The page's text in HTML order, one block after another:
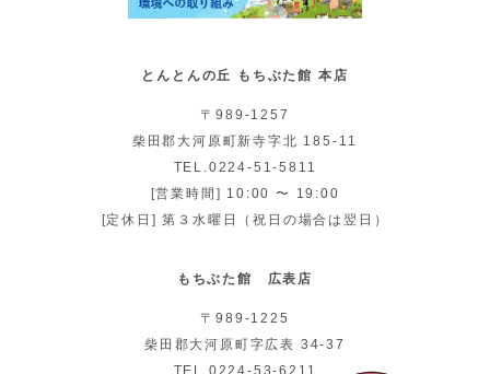
とんとんの丘 もちぶた館 本店
〒989-1257
柴田郡大河原町新寺字北 185-11
TEL.0224-51-5811
[営業時間] 10:00 〜 19:00
[定休日] 第３水曜日（祝日の場合は翌日）
もちぶた館 広表店
〒989-1225
柴田郡大河原町字広表 34-37
TEL.0224-53-6211